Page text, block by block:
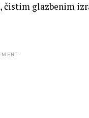
glazbenim